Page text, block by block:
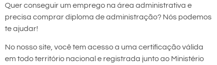
Quer conseguir um emprego na área administrativa e
precisa comprar diploma de administração? Nós podemos
te ajudar!
No nosso site, você tem acesso a uma certificação válida
em todo território nacional e registrada junto ao Ministério